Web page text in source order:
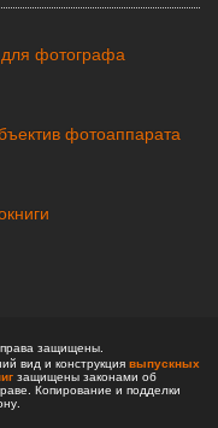
для фотографа
фотоаппарата
права защищены.
вид и конструкция выпускных
защищены законами об
Копирование и подделки